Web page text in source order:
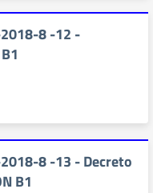
8 -12 -
8 -13 - Decreto
B1